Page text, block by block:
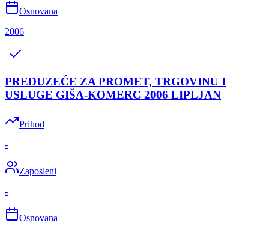
Osnovana
2006
PREDUZEĆE ZA PROMET, TRGOVINU I
USLUGE GIŠA-KOMERC 2006 LIPLJAN
Prihod
-
Zaposleni
-
Osnovana